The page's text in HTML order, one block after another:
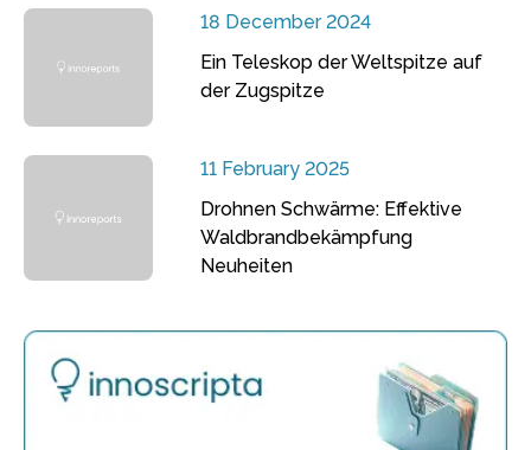
18 December 2024
Ein Teleskop der Weltspitze auf
der Zugspitze
11 February 2025
Drohnen Schwärme: Effektive
Waldbrandbekämpfung
Neuheiten